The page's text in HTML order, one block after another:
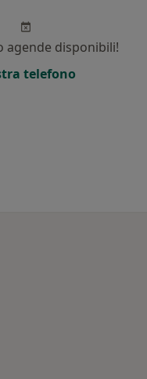
agende disponibili!
telefono